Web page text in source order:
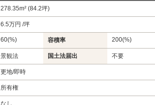
278.35m² (84.2坪)
6.5万円 /坪
60(%) 容積率 200(%)
景観法 国土法届出 不要
更地/即時
所有権
なし